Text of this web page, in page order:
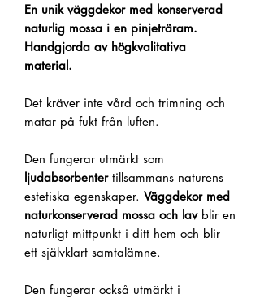
En unik väggdekor med konserverad
naturlig mossa i en pinjeträram.
Handgjorda av högkvalitativa
material.
Det kräver inte vård och trimning och
matar på fukt från luften.
Den fungerar utmärkt som
ljudabsorbentertillsammans naturens
estetiska egenskaper. Väggdekor med
naturkonserverad mossa och lavblir en
naturligt mittpunkt i ditt hem och blir
ett självklart samtalämne.
Den fungerar också utmärkt i